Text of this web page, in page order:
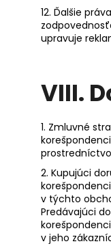
12. Ďalšie
upravuje
VIII.
1. Zmluvné
2. Kupujúci
v týchto
Predávajúci
v jeho